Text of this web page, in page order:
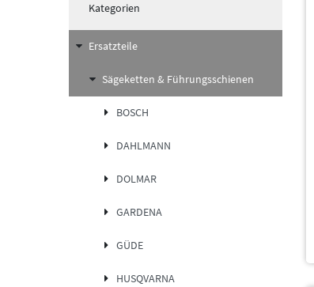
Kategorien
Ersatzteile
Sägeketten & Führungsschienen
BOSCH
DAHLMANN
DOLMAR
GARDENA
GÜDE
HUSQVARNA